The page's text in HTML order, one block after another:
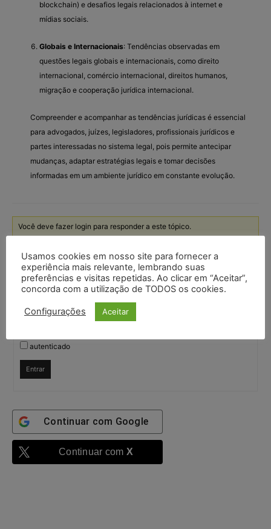
blockchain) e desafios legais relacionados à internet e
mídias sociais.
Globais e Internacionais: Tendências observadas em
questões legais globais e internacionais, como direito
internacional, comércio internacional, direitos humanos,
migração e cooperação jurídica internacional.
Compreender e acompanhar as tendências jurídicas é essencial
para advogados, juízes, legisladores, profissionais jurídicos e
partes interessadas no sistema legal, pois permite antecipar
mudanças, adaptar estratégias legais e tomar decisões
informadas em um ambiente jurídico em constante evolução.
Você deve fazer login para responder a este tópico.
Nome de usuário:
autenticado
Entrar
Continuar com Google
Continuar com X
Usamos cookies em nosso site para fornecer a
experiência mais relevante, lembrando suas
preferências e visitas repetidas. Ao clicar em “Aceitar”,
concorda com a utilização de TODOS os cookies.
Configurações Aceitar